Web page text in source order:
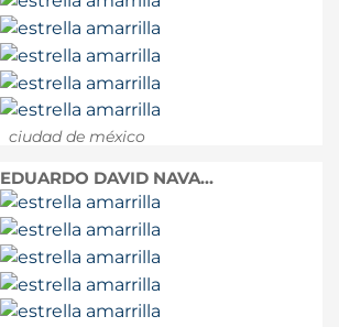
ciudad de méxico
EDUARDO DAVID NAVA...